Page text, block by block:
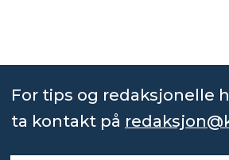
For tips og redaksjonelle
ta kontakt på